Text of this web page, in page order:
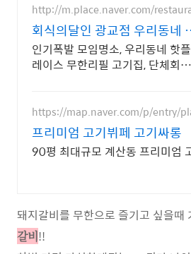
http://m.place.naver.com/
6/
회식의달인 광교점 우리동네
플~ 광교맛집~!
인기폭발 모임명소, 우리동네 핫플
레이스 무한리필 고기집, 단체회식
로 예약하세요~
https://map.naver.com/p/entry/
프리미엄 고기뷔페 고기싸롱
90평 최대규모 계산동 프리미엄
돼지갈비를 무한으로 즐기고 싶을때
갈비!!